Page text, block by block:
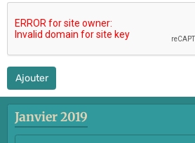
Ajouter
Janvier 2019